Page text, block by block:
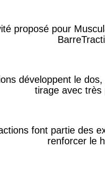
proposé pour
développent le
tirage avec très
font partie des
renforcer le